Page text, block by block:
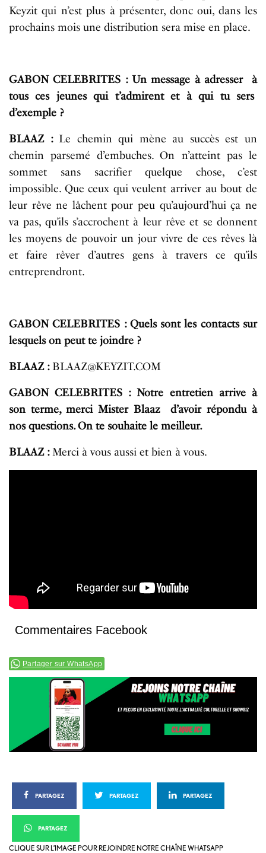
Keyzit qui n’est plus à présenter, donc oui, dans les
prochains mois une distribution sera mise en place.
GABON CELEBRITES : Un message à adresser à
tous ces jeunes qui t’admirent et à qui tu sers
d’exemple ?
BLAAZ : Le chemin qui mène au succès est un
chemin parsemé d’embuches. On n’atteint pas le
sommet sans sacrifier quelque chose, c’est
impossible. Que ceux qui veulent arriver au bout de
leur rêve ne lâchent pour peu qu’aujourd’hui ça ne
va pas, qu’ils s’accrochent à leur rêve et se donnent
les moyens de pouvoir un jour vivre de ces rêves là
et faire rêver d’autres gens à travers ce qu’ils
entreprendront.
GABON CELEBRITES : Quels sont les contacts sur
lesquels on peut te joindre ?
BLAAZ : BLAAZ@KEYZIT.COM
GABON CELEBRITES : Notre entretien arrive à
son terme, merci Mister Blaaz d’avoir répondu à
nos questions. On te souhaite le meilleur.
BLAAZ :Merci à vous aussi et bien à vous.
Commentaires Facebook
Partager sur WhatsApp
PARTAGEZ PARTAGEZ PARTAGEZ
PARTAGEZ
CLIQUE SUR L’IMAGE POUR REJOINDRE NOTRE CHAÎNE WHATSAPP